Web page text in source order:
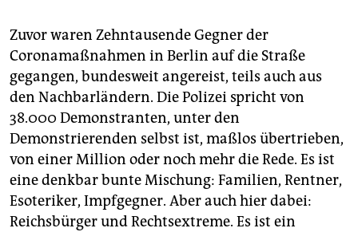
Zuvor waren Zehntausende Gegner der
Coronamaßnahmen in Berlin auf die Straße
gegangen, bundesweit angereist, teils auch aus
den Nachbarländern. Die Polizei spricht von
38.000 Demonstranten, unter den
Demonstrierenden selbst ist, maßlos übertrieben,
von einer Million oder noch mehr die Rede. Es ist
eine denkbar bunte Mischung: Familien, Rentner,
Esoteriker, Impfgegner. Aber auch hier dabei:
Reichsbürger und Rechtsextreme. Es ist ein